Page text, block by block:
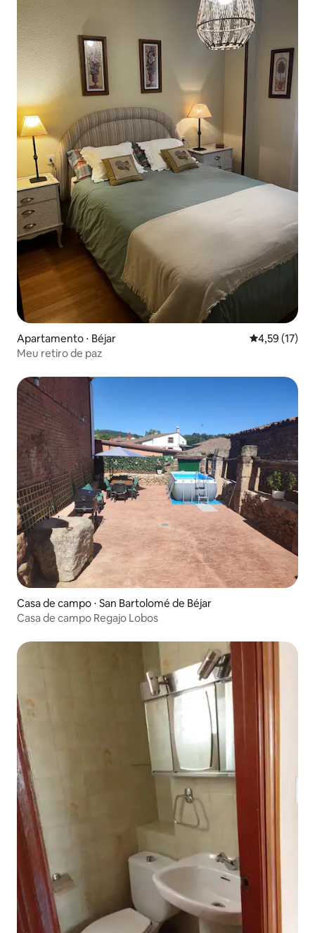
Apartamento ⋅ Béjar 4,59 de uma
4,59 (17)
Meu retiro de paz
Casa de campo ⋅ San Bartolomé de Béjar
Casa de campo Regajo Lobos